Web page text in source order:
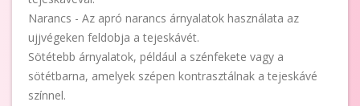
Narancs - Az apró narancs árnyalatok használata az
ujjvégeken feldobja a tejeskávét.
Sötétebb árnyalatok, például a szénfekete vagy a
sötétbarna, amelyek szépen kontrasztálnak a tejeskávé
színnel.